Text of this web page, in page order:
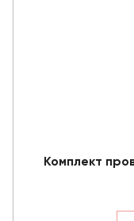
Комплект